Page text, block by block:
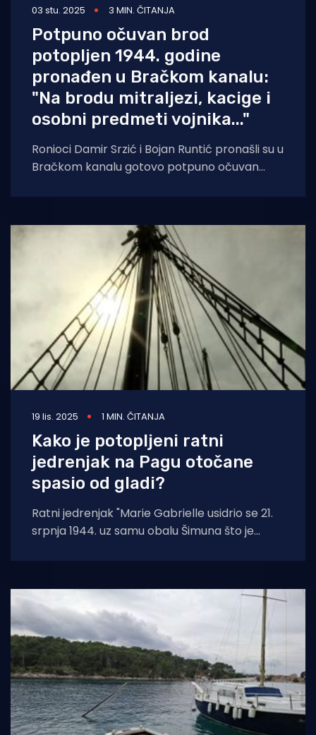
03 stu. 2025 3 MIN. ČITANJA
Potpuno očuvan brod
potopljen 1944. godine
pronađen u Bračkom kanalu:
"Na brodu mitraljezi, kacige i
osobni predmeti vojnika..."
Ronioci Damir Srzić i Bojan Runtić pronašli su u
Bračkom kanalu gotovo potpuno očuvan
godine
19 lis. 2025 1 MIN. ČITANJA
Kako je potopljeni ratni
jedrenjak na Pagu otočane
spasio od gladi?
Ratni jedrenjak "Marie Gabrielle usidrio se 21.
srpnja 1944. uz samu obalu Šimuna što je